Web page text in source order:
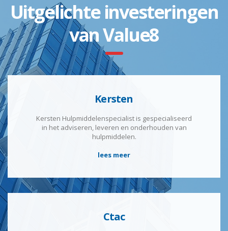
Uitgelichte investeringen
van Value8
Kersten
Kersten Hulpmiddelenspecialist is gespecialiseerd
in het adviseren, leveren en onderhouden van
hulpmiddelen.
lees meer
Ctac